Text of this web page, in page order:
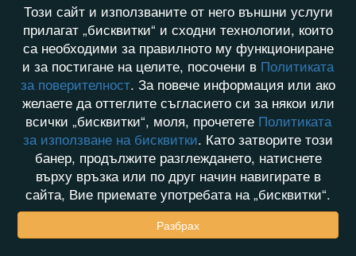
Този сайт и използваните от него външни услуги
прилагат „бисквитки“ и сходни технологии, които
са необходими за правилното му функциониране
и за постигане на целите, посочени в Политиката
за поверителност. За повече информация или ако
желаете да оттеглите съгласието си за някои или
всички „бисквитки“, моля, прочетете Политиката
за използване на бисквитки. Като затворите този
банер, продължите разглеждането, натиснете
върху връзка или по друг начин навигирате в
сайта, Вие приемате употребата на „бисквитки“.
Разбрах